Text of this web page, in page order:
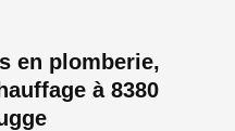
en plomberie,
à 8380